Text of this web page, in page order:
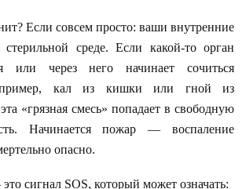
Если совсем просто: ваши внутренние
среде. Если какой-то орган
или через него начинает сочиться
кал из кишки или гной из
«грязная смесь» попадает в свободную
Начинается пожар — воспаление
опасно.
сигнал SOS, который может означать: